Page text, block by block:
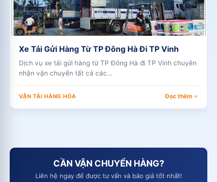
Xe Tải Gửi Hàng Từ TP Đông Hà Đi TP Vinh
Dịch vụ xe tải gửi hàng từ TP Đông Hà đi TP Vinh chuyên
nhận vận chuyển tất cả các…
VẬN TẢI HÀNG HÓA Đọc thêm
CẦN VẬN CHUYỂN HÀNG?
Liên hệ ngay để được tư vấn và báo giá tốt nhất!